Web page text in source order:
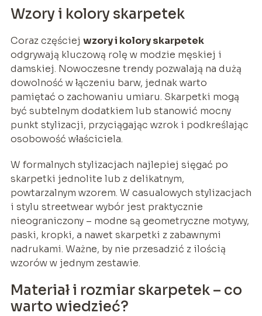
Wzory i kolory skarpetek
Coraz częściej wzory i kolory skarpetek
odgrywają kluczową rolę w modzie męskiej i
damskiej. Nowoczesne trendy pozwalają na dużą
dowolność w łączeniu barw, jednak warto
pamiętać o zachowaniu umiaru. Skarpetki mogą
być subtelnym dodatkiem lub stanowić mocny
punkt stylizacji, przyciągając wzrok i podkreślając
osobowość właściciela.
W formalnych stylizacjach najlepiej sięgać po
skarpetki jednolite lub z delikatnym,
powtarzalnym wzorem. W casualowych stylizacjach
i stylu streetwear wybór jest praktycznie
nieograniczony – modne są geometryczne motywy,
paski, kropki, a nawet skarpetki z zabawnymi
nadrukami. Ważne, by nie przesadzić z ilością
wzorów w jednym zestawie.
Materiał i rozmiar skarpetek – co
warto wiedzieć?